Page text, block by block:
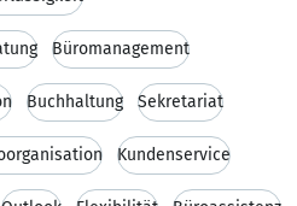
Büromanagement
Buchhaltung Sekretariat
Kundenservice